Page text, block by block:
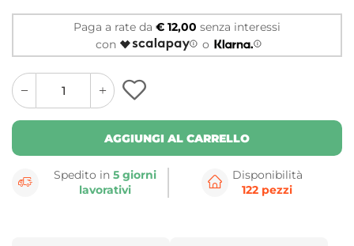
Paga a rate da € 12,00 senza interessi
con
o
quantity
button
quantity
minus
button
AGGIUNGI AL CARRELLO
Spedito in5 giorni
lavorativi
Disponibilità
122 pezzi